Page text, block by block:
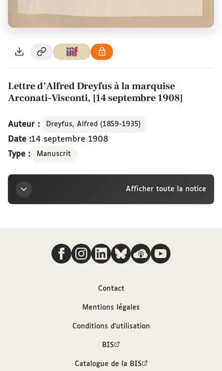
Lettre d’Alfred Dreyfus à la marquise
Arconati-Visconti, [14 septembre 1908]
Auteur : Dreyfus, Alfred (1859-1935)
Date :14 septembre 1908
Type :
Manuscrit
Afficher toute la notice
Titre
Lettre d’Alfred Dreyfus à la marquise Arconati-
Visconti, [14 septembre 1908]
Nous suivre
Contact
Mentions légales
Conditions d'utilisation
BIS
Catalogue de la BIS